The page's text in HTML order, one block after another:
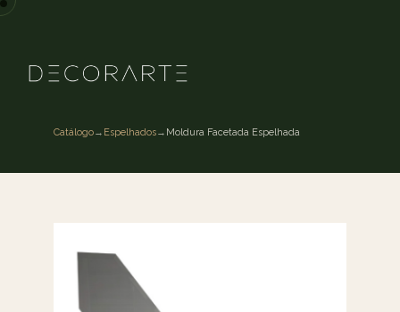
Catálogo→ Espelhados→ Moldura Facetada Espelhada